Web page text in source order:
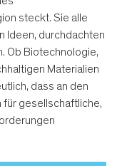
steckt. Sie alle
Ideen, durchdachten
Ob Biotechnologie,
Materialien
dass an den
für gesellschaftliche,